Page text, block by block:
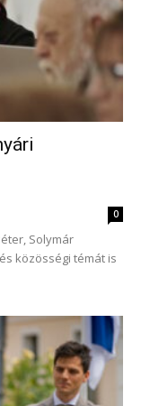
0
Solymár
közösségi témát is